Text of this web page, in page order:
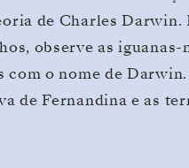
de Charles Darwin.
observe as iguanas-
o nome de
de Fernandina e as